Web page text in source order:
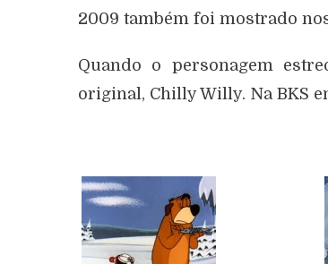
2009 também foi mostrado
Quando o personagem
original, Chilly Willy. Na BKS